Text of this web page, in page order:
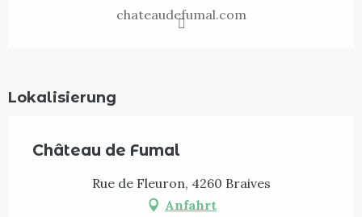
chateaudefumal.com
Lokalisierung
Château de Fumal
Rue de Fleuron, 4260 Braives
Anfahrt